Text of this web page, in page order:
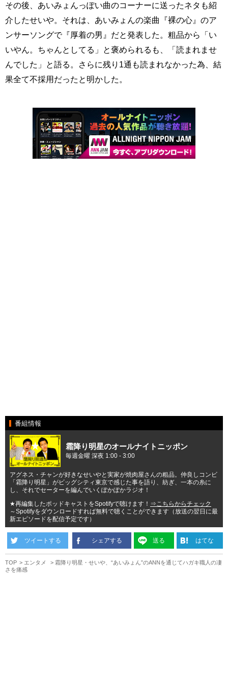
その後、あいみょんっぽい曲のコーナーに送ったネタも紹
介したせいや。それは、あいみょんの楽曲『裸の心』のア
ンサーソングで『厚着の男』だと発表した。粗品から「い
いやん。ちゃんとしてる」と褒められるも、「読まれませ
んでした」と語る。さらに残り1通も読まれなかった為、結
果全て不採用だったと明かした。
番組情報
霜降り明星のオールナイトニッポン
毎週金曜 深夜 1:00 - 3:00
アグネス・チャンが好きなせいやと実家が焼肉屋さんの粗品。仲良しコンビ
「霜降り明星」がビッグシティ東京で感じた事を語り、紡ぎ、一本の糸に
し、それでセーターを編んでいくぽかぽかラジオ！
★再編集したポッドキャストをSpotifyで聴けます！ ⇒こちらからチェック
～Spotifyをダウンロードすれば無料で聴くことができます（放送の翌日に最
新エピソードを配信予定です）
ツイートする シェアする 送る はてな
TOP エンタメ
霜降り明星・せいや、“あいみょん”のANNを通じてハガキ職人の凄
さを痛感